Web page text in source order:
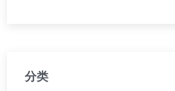
分类